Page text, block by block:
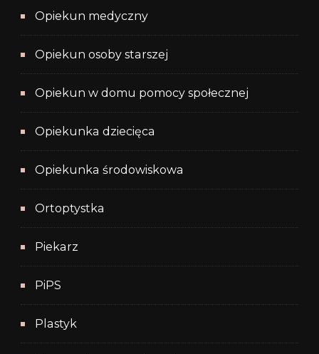
Opiekun medyczny
Opiekun osoby starszej
Opiekun w domu pomocy społecznej
Opiekunka dziecięca
Opiekunka środowiskowa
Ortoptystka
Piekarz
PiPS
Plastyk